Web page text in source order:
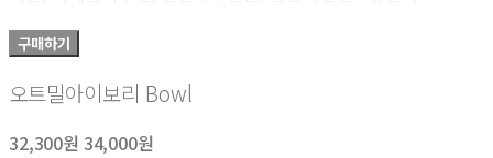
구매하기
오트밀아이보리 Bowl
32,300원 34,000원